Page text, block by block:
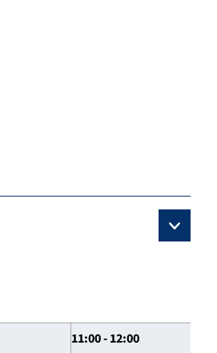
11:00 - 12:00